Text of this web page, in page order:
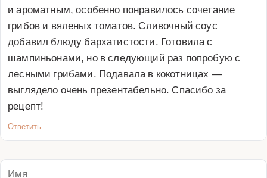
и ароматным, особенно понравилось сочетание
грибов и вяленых томатов. Сливочный соус
добавил блюду бархатистости. Готовила с
шампиньонами, но в следующий раз попробую с
лесными грибами. Подавала в кокотницах —
выглядело очень презентабельно. Спасибо за
рецепт!
Ответить